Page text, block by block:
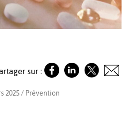
sur :
2025 / Prévention